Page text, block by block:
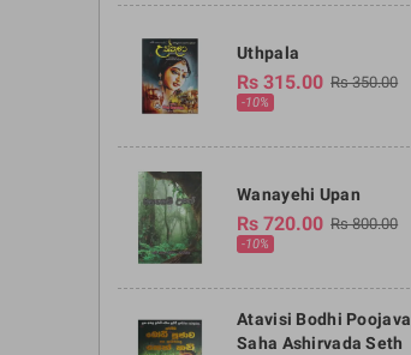
Uthpala
Rs 315.00 Rs 350.00
-10%
Wanayehi Upan
Rs 720.00 Rs 800.00
-10%
Atavisi Bodhi Poojava
Saha Ashirvada Seth